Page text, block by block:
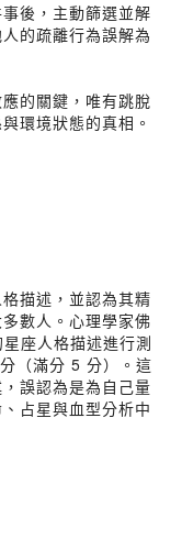
後，主動篩選並解
的疏離行為誤解為
的關鍵，唯有跳脫
環境狀態的真相。
描述，並認為其精
數人。心理學家佛
座人格描述進行測
（滿分 5 分）。這
誤認為是為自己量
占星與血型分析中